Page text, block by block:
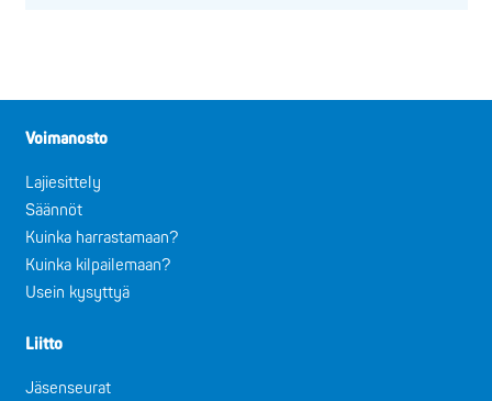
Voimanosto
Lajiesittely
Säännöt
Kuinka harrastamaan?
Kuinka kilpailemaan?
Usein kysyttyä
Liitto
Jäsenseurat